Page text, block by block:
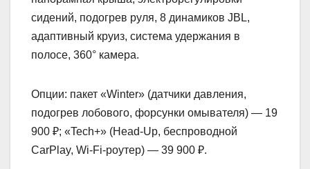
сидений, подогрев руля, 8 динамиков JBL,
адаптивный круиз, система удержания в
полосе, 360° камера.
Опции: пакет «Winter» (датчики давления,
подогрев лобового, форсунки омывателя) — 19
900 ₽; «Tech+» (Head-Up, беспроводной
CarPlay, Wi-Fi-роутер) — 39 900 ₽.